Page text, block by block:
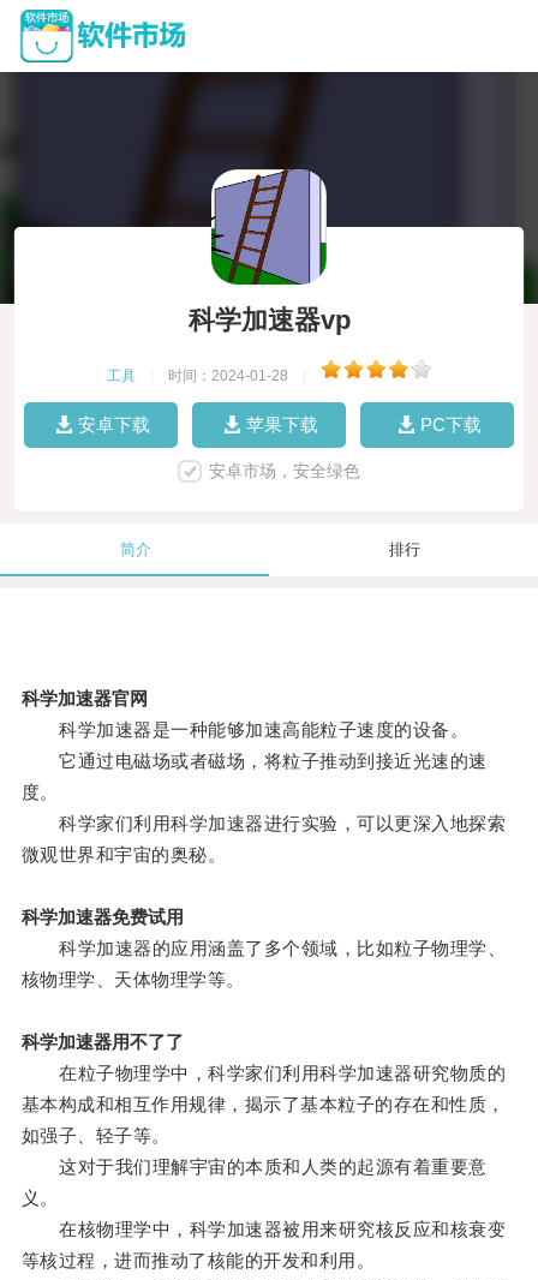
科学加速器vp
工具 时间：2024-01-28
安卓下载 苹果下载 PC下载
安卓市场，安全绿色
简介 排行
科学加速器官网
科学加速器是一种能够加速高能粒子速度的设备。
它通过电磁场或者磁场，将粒子推动到接近光速的速
度。
科学家们利用科学加速器进行实验，可以更深入地探索
微观世界和宇宙的奥秘。
科学加速器免费试用
科学加速器的应用涵盖了多个领域，比如粒子物理学、
核物理学、天体物理学等。
科学加速器用不了了
在粒子物理学中，科学家们利用科学加速器研究物质的
基本构成和相互作用规律，揭示了基本粒子的存在和性质，
如强子、轻子等。
这对于我们理解宇宙的本质和人类的起源有着重要意
义。
在核物理学中，科学加速器被用来研究核反应和核衰变
等核过程，进而推动了核能的开发和利用。